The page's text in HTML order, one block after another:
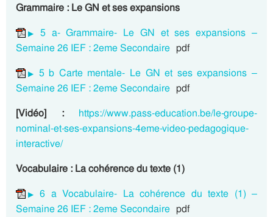
Grammaire : Le GN et ses expansions
5 a- Grammaire- Le GN et ses expansions –
Semaine 26 IEF : 2eme Secondaire pdf
5 b Carte mentale- Le GN et ses expansions –
Semaine 26 IEF : 2eme Secondaire pdf
[Vidéo] :
https://www.pass-education.be/le-groupe-
nominal-et-ses-expansions-4eme-video-pedagogique-
interactive/
Vocabulaire : La cohérence du texte (1)
6 a Vocabulaire- La cohérence du texte (1) –
Semaine 26 IEF : 2eme Secondaire pdf